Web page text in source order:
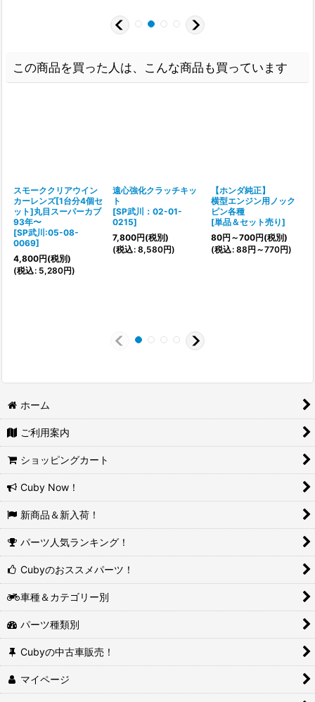
この商品を買った人は、こんな商品も買っています
スモーククリアウイン
カーレンズ[1台分4個セ
ット]丸目スーパーカブ
93年〜
[SP武川:05-08-
0069]
4,800円(税別)
(税込: 5,280円)
遠心強化クラッチキッ
ト
[SP武川：02-01-
0215]
7,800円(税別)
(税込: 8,580円)
【ホンダ純正】
横型エンジン用ノック
ピン各種
[単品＆セット売り]
80円 ～700円(税別)
(税込: 88円 ～770円)
ホーム
ご利用案内
ショッピングカート
Cuby Now！
新商品＆新入荷！
パーツ人気ランキング！
Cubyのおススメパーツ！
車種＆カテゴリー別
パーツ種類別
Cubyの中古車販売！
マイページ